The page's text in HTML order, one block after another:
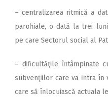
– centralizarea ritmică a
parohiale, o dată la trei
pe care Sectorul social al
– dificultăţile întâmpinate
subvenţiilor care va intra în
care să înlocuiască actuala